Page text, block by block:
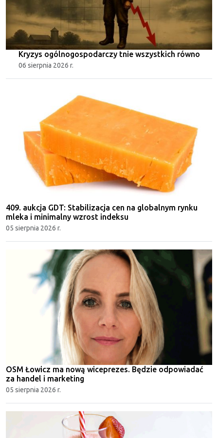
Kryzys ogólnogospodarczy tnie wszystkich równo
06 sierpnia 2026 r.
409. aukcja GDT: Stabilizacja cen na globalnym rynku
mleka i minimalny wzrost indeksu
05 sierpnia 2026 r.
OSM Łowicz ma nową wiceprezes. Będzie odpowiadać
za handel i marketing
05 sierpnia 2026 r.